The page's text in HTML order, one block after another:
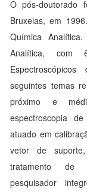
O pós-doutorado
Bruxelas, em
Química
Analítica, com
seguintes temas
próximo e
espectroscopia
atuado em
vetor de
tratamento de
pesquisador